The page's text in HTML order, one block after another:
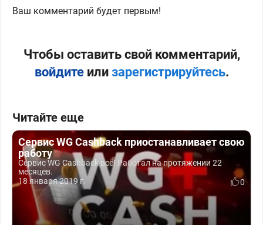
Ваш комментарий будет первым!
Чтобы оставить свой комментарий,
войдитеили зарегистрируйтесь.
Читайте еще
Сервис WG Cashback приостанавливает свою
работу
Сервис WG Cashback всё! Работал на протяжении 22
месяцев.
18 января 2019 г.
0